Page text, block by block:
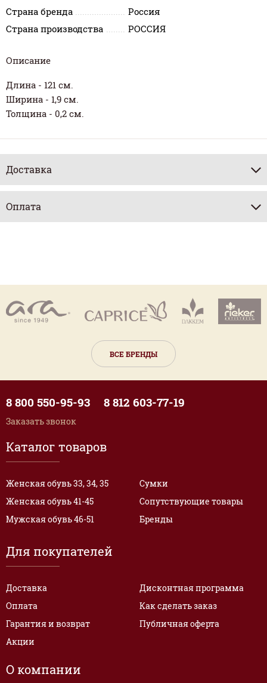
Страна бренда
Россия
Страна производства
РОССИЯ
Описание
Длина - 121 см.
Ширина - 1,9 см.
Толщина - 0,2 см.
Доставка
Оплата
ВСЕ БРЕНДЫ
Каталог товаров
Женская обувь 33, 34, 35
Женская обувь 41-45
Мужская обувь 46-51
Сумки
Сопутствующие товары
Бренды
Для покупателей
Доставка
Оплата
Гарантия и возврат
Акции
Дисконтная программа
Как сделать заказ
Публичная оферта
О компании
8 800 550-95-93 8 812 603-77-19
Заказать звонок